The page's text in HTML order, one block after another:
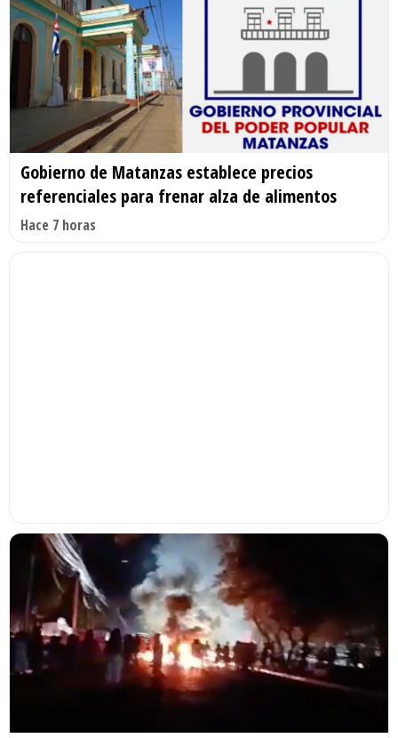
Gobierno de Matanzas establece precios
referenciales para frenar alza de alimentos
Hace 7 horas